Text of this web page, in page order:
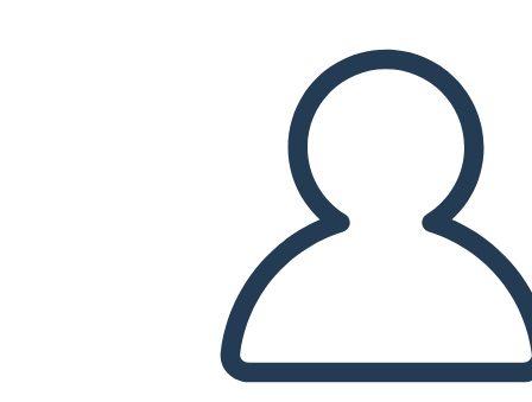
मुझे पढ़कर सुनाओ